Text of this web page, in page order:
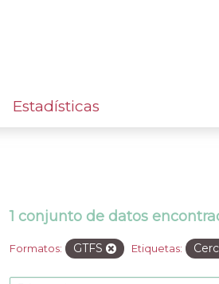
Estadísticas
1 conjunto de datos
Formatos: GTFS Etiquetas: